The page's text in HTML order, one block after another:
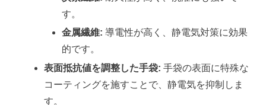
す。
金属繊維: 導電性が高く、静電気対策に効果
的です。
表面抵抗値を調整した手袋: 手袋の表面に特殊な
コーティングを施すことで、静電気を抑制しま
す。